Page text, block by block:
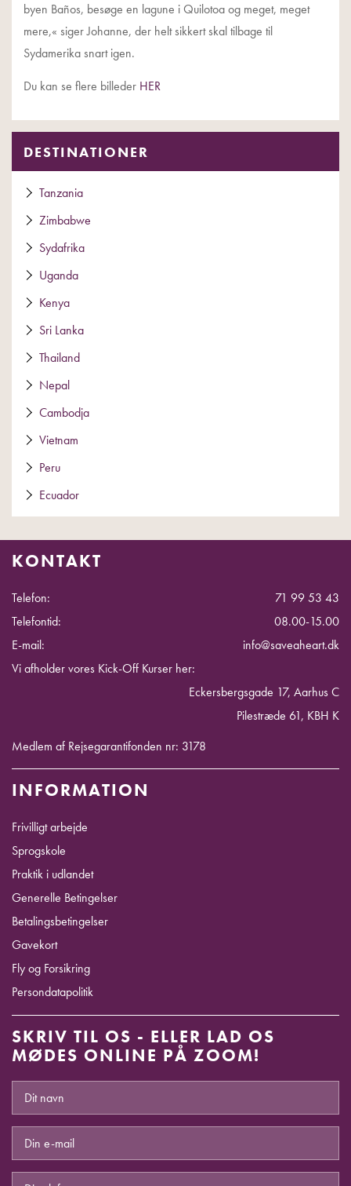
byen Baños, besøge en lagune i Quilotoa og meget, meget
mere,« siger Johanne, der helt sikkert skal tilbage til
Sydamerika snart igen.
Du kan se flere billeder HER
DESTINATIONER
Tanzania
Zimbabwe
Sydafrika
Uganda
Kenya
Sri Lanka
Thailand
Nepal
Cambodja
Vietnam
Peru
Ecuador
KONTAKT
Telefon:
71 99 53 43
Telefontid:
08.00-15.00
E-mail:
info@saveaheart.dk
Vi afholder vores Kick-Off Kurser her:
Eckersbergsgade 17, Aarhus C
Pilestræde 61, KBH K
Medlem af Rejsegarantifonden nr: 3178
INFORMATION
Frivilligt arbejde
Sprogskole
Praktik i udlandet
Generelle Betingelser
Betalingsbetingelser
Gavekort
Fly og Forsikring
Persondatapolitik
SKRIV TIL OS - ELLER LAD OS
MØDES ONLINE PÅ ZOOM!